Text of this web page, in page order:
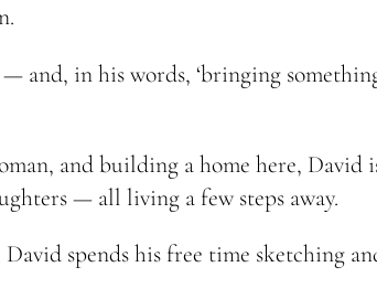
— and, in his words, ‘bringing
and building a home here,
— all living a few steps away.
spends his free time sketching